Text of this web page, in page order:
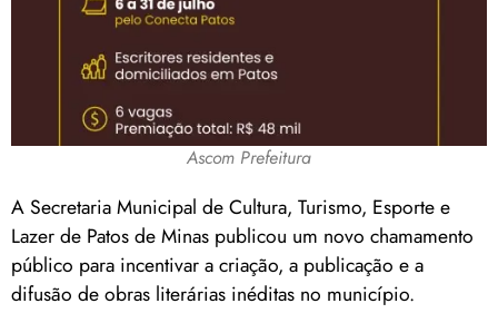
Ascom Prefeitura
A Secretaria Municipal de Cultura, Turismo, Esporte e
Lazer de Patos de Minas publicou um novo chamamento
público para incentivar a criação, a publicação e a
difusão de obras literárias inéditas no município.